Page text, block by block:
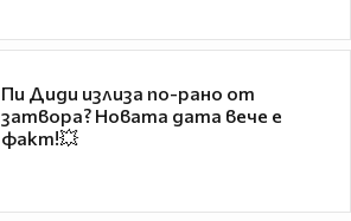
Пи Диди излиза по-рано от
затвора? Новата дата вече е
факт!💥